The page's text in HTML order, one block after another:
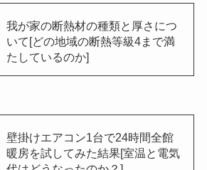
我が家の断熱材の種類と厚さにつ
いて[どの地域の断熱等級4まで満
たしているのか]
壁掛けエアコン1台で24時間全館
暖房を試してみた結果[室温と電気